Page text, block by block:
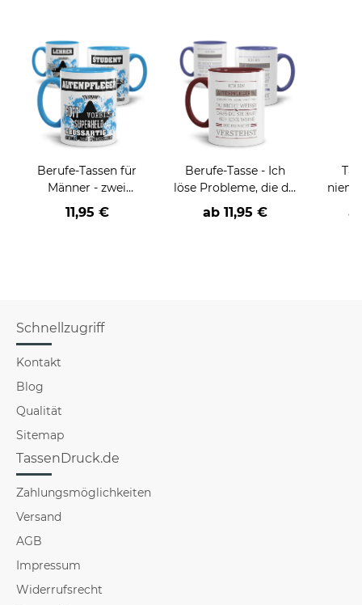
Berufe-Tassen für
Männer - zwei
Farbvarianten
11,95 €
Berufe-Tasse - Ich
löse Probleme, die du
nicht verstehst -
verschiedene Berufe
ab 11,95 €
Schnellzugriff
Kontakt
Blog
Qualität
Sitemap
TassenDruck.de
Zahlungsmöglichkeiten
Versand
AGB
Impressum
Widerrufsrecht